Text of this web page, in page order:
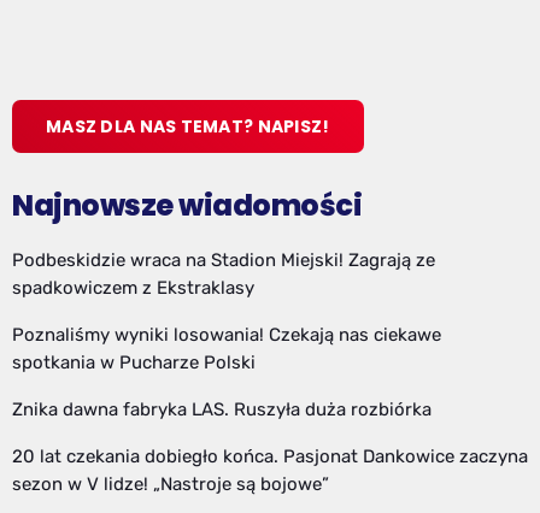
MASZ DLA NAS TEMAT? NAPISZ!
Najnowsze wiadomości
Podbeskidzie wraca na Stadion Miejski! Zagrają ze
spadkowiczem z Ekstraklasy
Poznaliśmy wyniki losowania! Czekają nas ciekawe
spotkania w Pucharze Polski
Znika dawna fabryka LAS. Ruszyła duża rozbiórka
20 lat czekania dobiegło końca. Pasjonat Dankowice zaczyna
sezon w V lidze! „Nastroje są bojowe”